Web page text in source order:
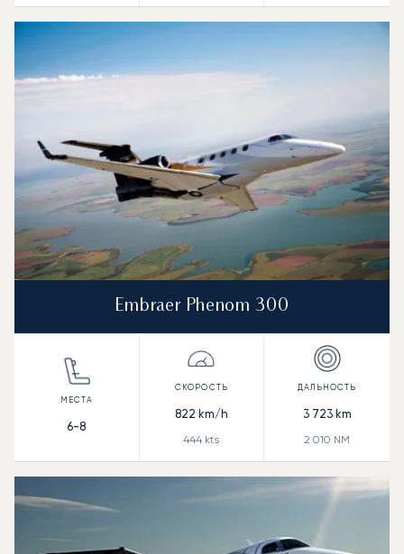
Embraer Phenom 300
6-8
822 km/h
444 kts
3 723km
2 010 NM